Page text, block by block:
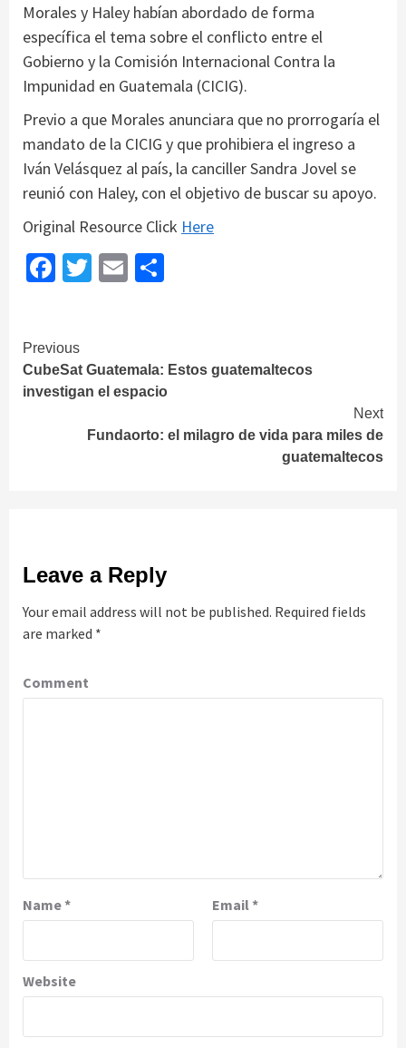
Morales y Haley habían abordado de forma
específica el tema sobre el conflicto entre el
Gobierno y la Comisión Internacional Contra la
Impunidad en Guatemala (CICIG).
Previo a que Morales anunciara que no prorrogaría el
mandato de la CICIG y que prohibiera el ingreso a
Iván Velásquez al país, la canciller Sandra Jovel se
reunió con Haley, con el objetivo de buscar su apoyo.
Original Resource Click Here
Facebook
Twitter
Email
Continue
Reading
Previous
CubeSat Guatemala: Estos guatemaltecos
investigan el espacio
Next
Fundaorto: el milagro de vida para miles de
guatemaltecos
Leave a Reply
Your email address will not be published. Required fields
are marked *
Comment
Name* Email *
Website